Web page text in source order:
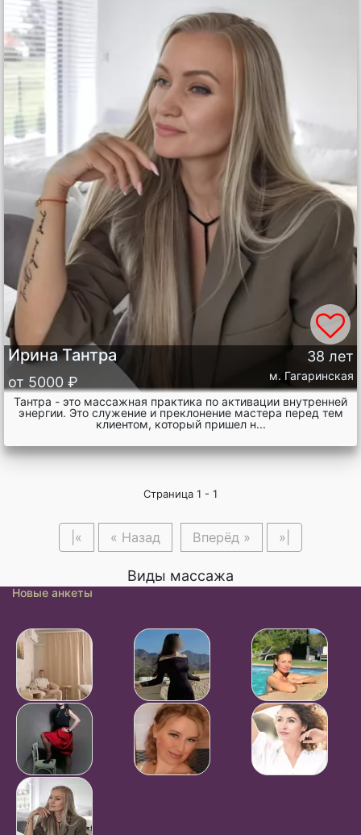
Ирина Тантра
от 5000 ₽
38 лет
м. Гагаринская
Тантра - это массажная практика по активации внутренней
энергии. Это служение и преклонение мастера перед тем
клиентом, который пришел н...
Страница 1 - 1
|« « Назад Вперёд » »|
Виды массажа
Новые анкеты